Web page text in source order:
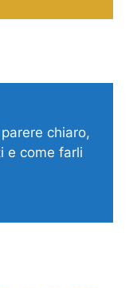
chiaro,
e come farli